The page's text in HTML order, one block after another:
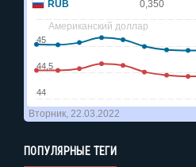
ПОПУЛЯРНЫЕ ТЕГИ